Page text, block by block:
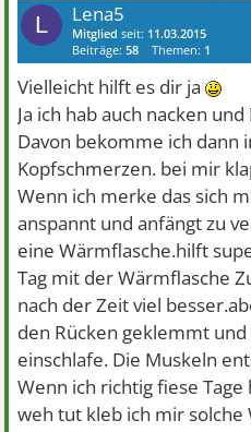
L Lena5
Mitglied seit: 11.03.2015
Beiträge:58 Themen: 1
Vielleicht hilft es dir ja
Ja ich hab auch nacken
Davon bekomme ich dann
Kopfschmerzen. bei mir
Wenn ich merke das sich
anspannt und anfängt zu
eine Wärmflasche.hilft
Tag mit der Wärmflasche
nach der Zeit viel
den Rücken geklemmt
einschlafe. Die Muskeln
Wenn ich richtig fiese
weh tut kleb ich mir